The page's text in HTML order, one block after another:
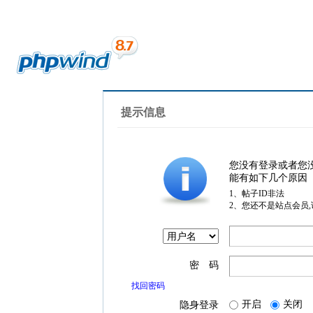
提示信息
您没有登录或者您
能有如下几个原因
1、帖子ID非法
2、您还不是站点会员
密 码
找回密码
隐身登录 开启 关闭